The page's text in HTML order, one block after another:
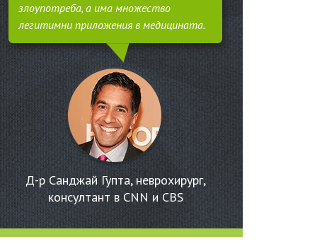
злоупотреба, а има множество
легитимни приложения в медицината.
Д-р Санджай Гупта, неврохирург,
консултант в CNN и CBS